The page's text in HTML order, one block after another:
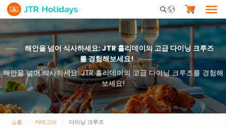
Mobile Search
해안을 넘어 식사하세요: JTR 홀리데이의 고급 다이닝 크루즈
를 경험해보세요!
해안을 넘어 식사하세요: JTR 홀리데이의 고급 다이닝 크루즈를 경험해
보세요!
홈 카테고리 다이닝 크루즈